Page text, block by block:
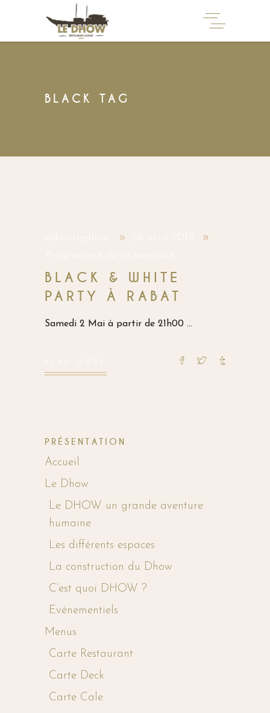
BLACK TAG
BLACK & WHITE
PARTY À RABAT
Samedi 2 Mai à partir de 21h00
PRÉSENTATION
Accueil
Le Dhow
Le DHOW un grande aventure
humaine
Les différents espaces
La construction du Dhow
C’est quoi DHOW ?
Evénementiels
Menus
Carte Restaurant
Carte Deck
Carte Cale